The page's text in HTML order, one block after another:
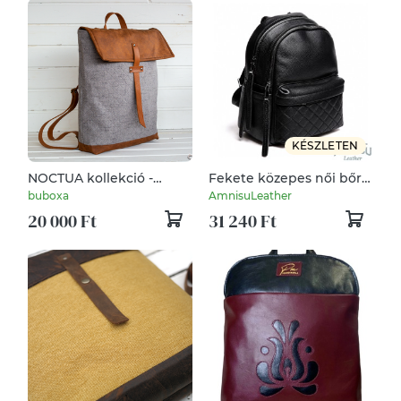
NOCTUA kollekció -
szürke szövet-
camelbarna bőr hátizsák,
oldal-, vagy válltáska
buboxa
20 000 Ft
KÉSZLETEN
Fekete közepes női bőr
hátizsák 8246
AmnisuLeather
31 240 Ft